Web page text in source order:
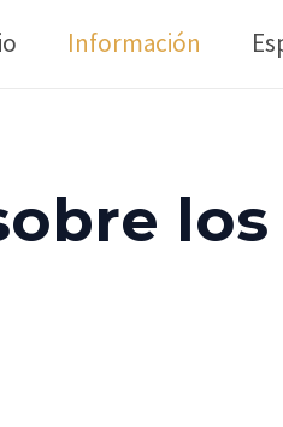
Información
los